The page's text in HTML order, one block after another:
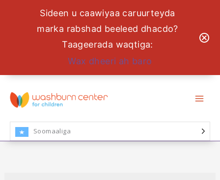
Sideen u caawiyaa caruurteyda
marka rabshad beeleed dhacdo?
Taageerada waqtiga:
Wax dheeri ah baro
bood
nuxurka
Soomaaliga